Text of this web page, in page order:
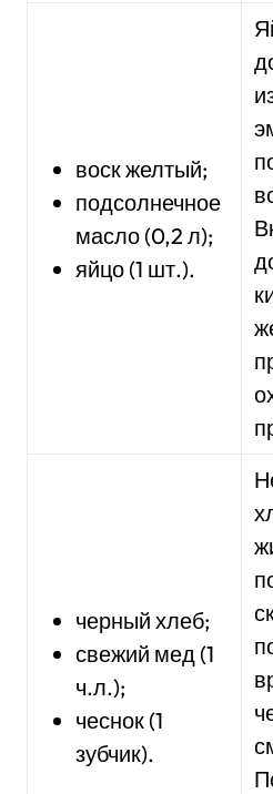
воск желтый;
подсолнечное
масло (0,2 л);
яйцо (1 шт.).
черный хлеб;
свежий мед (1
ч.л.);
чеснок (1
зубчик).